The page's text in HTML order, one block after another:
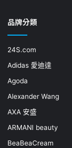
品牌分類
24S.com
Adidas 愛迪達
Agoda
Alexander Wang
AXA 安盛
ARMANI beauty
BeaBeaCream